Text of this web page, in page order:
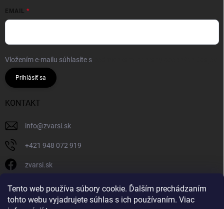
Tento web používa súbory cookie. Ďalším prechádzaním
tohto webu vyjadrujete súhlas s ich používaním. Viac
EMAIL
Vložením e-mailu súhlasíte s
Prihlásiť sa
KONTAKT
info@zvarsi.sk
+421 948 072 919
zvarsi.sk
zvarsi.sk